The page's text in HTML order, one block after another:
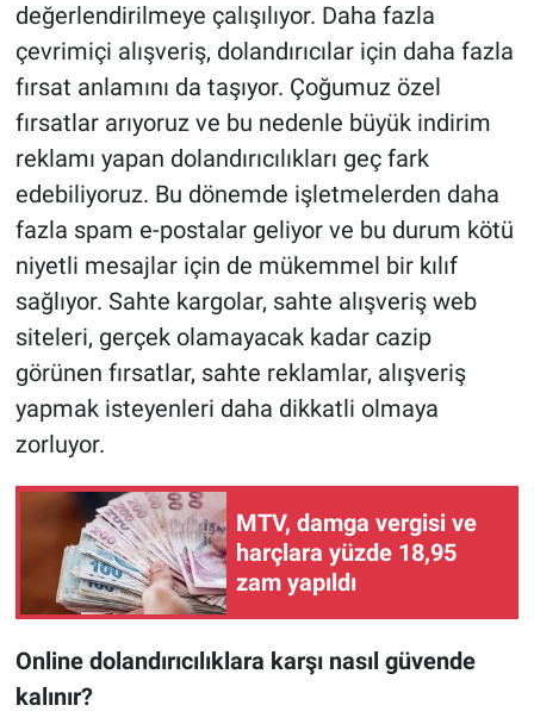
değerlendirilmeye çalışılıyor. Daha fazla
çevrimiçi alışveriş, dolandırıcılar için daha fazla
fırsat anlamını da taşıyor. Çoğumuz özel
fırsatlar arıyoruz ve bu nedenle büyük indirim
reklamı yapan dolandırıcılıkları geç fark
edebiliyoruz. Bu dönemde işletmelerden daha
fazla spam e-postalar geliyor ve bu durum kötü
niyetli mesajlar için de mükemmel bir kılıf
sağlıyor. Sahte kargolar, sahte alışveriş web
siteleri, gerçek olamayacak kadar cazip
görünen fırsatlar, sahte reklamlar, alışveriş
yapmak isteyenleri daha dikkatli olmaya
zorluyor.
MTV, damga vergisi ve
harçlara yüzde 18,95
zam yapıldı
Online dolandırıcılıklara karşı nasıl güvende
kalınır?